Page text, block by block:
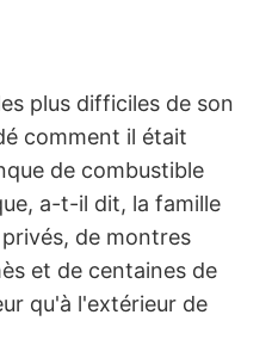
plus difficiles de son
comment il était
de combustible
a-t-il dit, la famille
de montres
et de centaines de
qu'à l'extérieur de